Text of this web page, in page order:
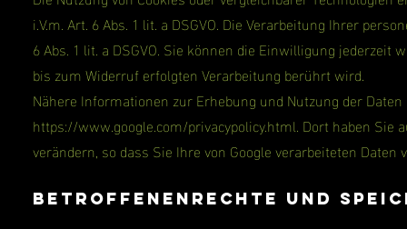
i.V.m. Art. 6 Abs. 1 lit. a DSGVO. Die Verarbeitung Ihrer
6 Abs. 1 lit. a DSGVO. Sie können die Einwilligung
bis zum Widerruf erfolgten Verarbeitung berührt wird.
Nähere Informationen zur Erhebung und Nutzung der
https://www.google.com/privacypolicy.html. Dort haben Sie
verändern, so dass Sie Ihre von Google verarbeiteten
Betroffenenrechte und